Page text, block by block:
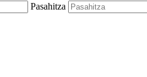
Pasahitza